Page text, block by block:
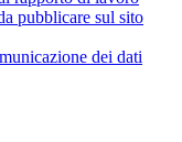
pubblicare sul sito
dei dati